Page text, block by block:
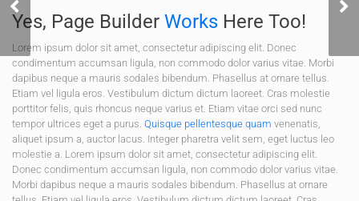
Yes, Page Builder Works Here Too!
Lorem ipsum dolor sit amet, consectetur adipiscing elit. Donec
condimentum accumsan ligula, non commodo dolor varius vitae. Morbi
dapibus neque a mauris sodales bibendum. Phasellus at ornare tellus.
Etiam vel ligula eros. Vestibulum dictum dictum laoreet. Cras molestie
porttitor felis, quis rhoncus neque varius et. Etiam vitae orci sed nunc
tempor ultrices eget a purus. Quisque pellentesque quam venenatis,
aliquet ipsum a, auctor lacus. Integer pharetra velit sem, eget luctus leo
molestie a. Lorem ipsum dolor sit amet, consectetur adipiscing elit.
Donec condimentum accumsan ligula, non commodo dolor varius vitae.
Morbi dapibus neque a mauris sodales bibendum. Phasellus at ornare